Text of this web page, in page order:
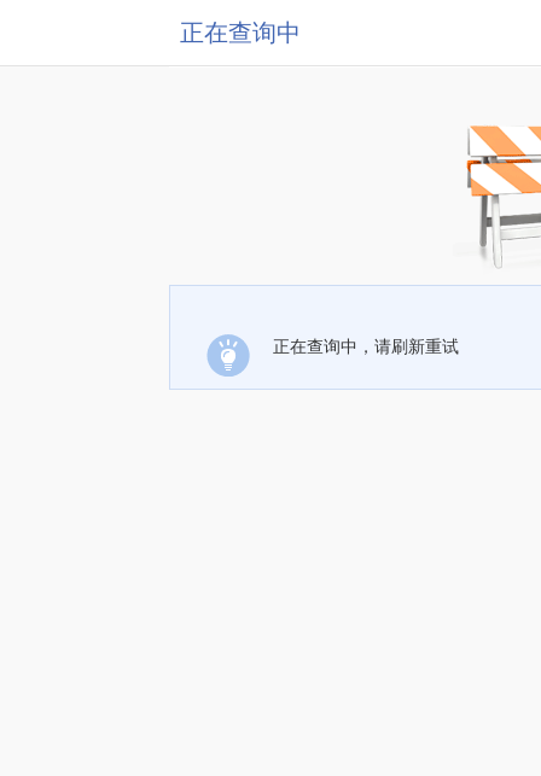
正在查询中
正在查询中，请刷新重试